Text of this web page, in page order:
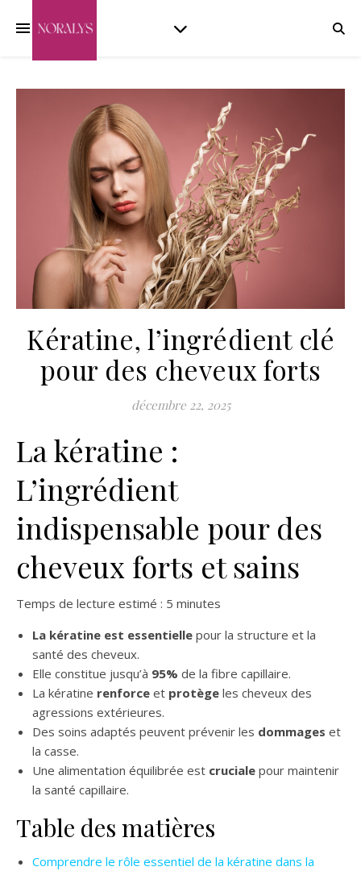
Kératine, l’ingrédient clé
pour des cheveux forts
décembre 22, 2025
La kératine :
L’ingrédient
indispensable pour des
cheveux forts et sains
Temps de lecture estimé : 5 minutes
La kératine est essentielle pour la structure et la
santé des cheveux.
Elle constitue jusqu’à 95% de la fibre capillaire.
La kératine renforce et protège les cheveux des
agressions extérieures.
Des soins adaptés peuvent prévenir les dommages et
la casse.
Une alimentation équilibrée est cruciale pour maintenir
la santé capillaire.
Table des matières
Comprendre le rôle essentiel de la kératine dans la